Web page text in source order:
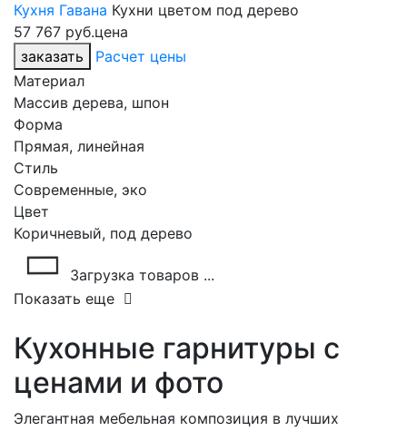
Кухня Гавана Кухни цветом под дерево
57 767 руб.цена
заказать
Расчет цены
Материал
Массив дерева, шпон
Форма
Прямая, линейная
Стиль
Современные, эко
Цвет
Коричневый, под дерево
Загрузка товаров ...
Показать еще
Кухонные гарнитуры с
ценами и фото
Элегантная мебельная композиция в лучших